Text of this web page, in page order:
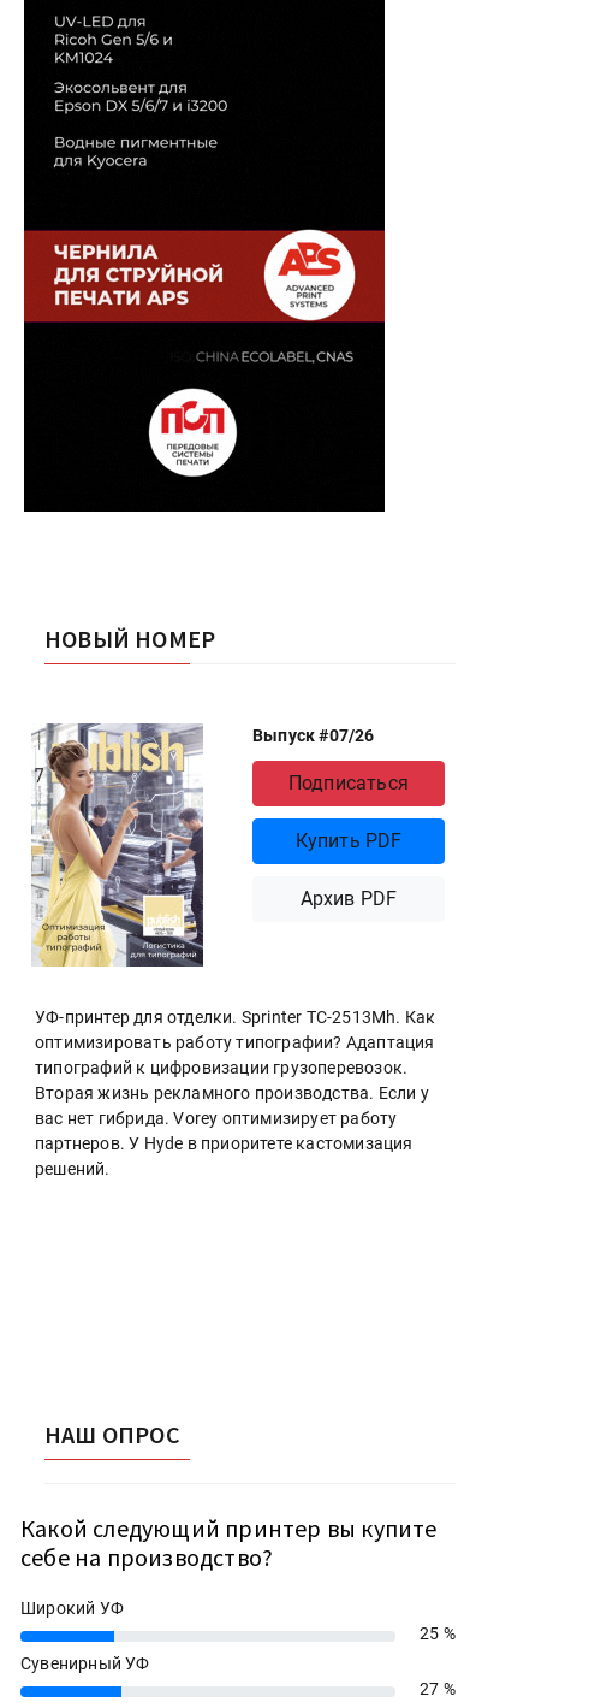
НОВЫЙ НОМЕР
Выпуск #07/26
Подписаться
Купить PDF
Архив PDF
УФ-принтер для отделки. Sprinter ТС-2513Mh. Как
оптимизировать работу типографии? Адаптация
типографий к цифровизации грузоперевозок.
Вторая жизнь рекламного производства. Если у
вас нет гибрида. Vorey оптимизирует работу
партнеров. У Hyde в приоритете кастомизация
решений.
НАШ ОПРОС
Какой следующий принтер вы купите
себе на производство?
Широкий УФ
25%
25 %
Сувенирный УФ
27%
27 %